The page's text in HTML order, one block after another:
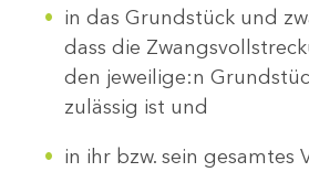
in das Grundstück und
dass die
den jeweilige:n
zulässig ist und
in ihr bzw. sein gesamtes